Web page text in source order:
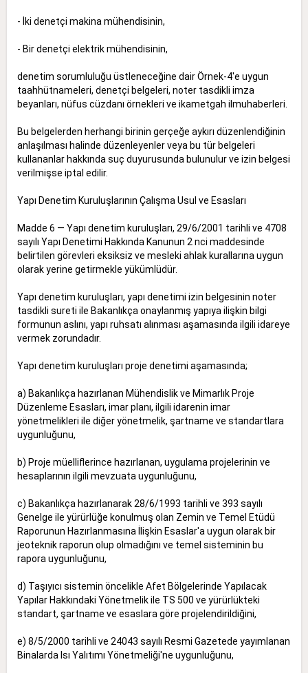
- İki denetçi makina mühendisinin,
- Bir denetçi elektrik mühendisinin,
denetim sorumluluğu üstleneceğine dair Örnek-4'e uygun
taahhütnameleri, denetçi belgeleri, noter tasdikli imza
beyanları, nüfus cüzdanı örnekleri ve ikametgah ilmuhaberleri.
Bu belgelerden herhangi birinin gerçeğe aykırı düzenlendiğinin
anlaşılması halinde düzenleyenler veya bu tür belgeleri
kullananlar hakkında suç duyurusunda bulunulur ve izin belgesi
verilmişse iptal edilir.
Yapı Denetim Kuruluşlarının Çalışma Usul ve Esasları
Madde 6 — Yapı denetim kuruluşları, 29/6/2001 tarihli ve 4708
sayılı Yapı Denetimi Hakkında Kanunun 2 nci maddesinde
belirtilen görevleri eksiksiz ve mesleki ahlak kurallarına uygun
olarak yerine getirmekle yükümlüdür.
Yapı denetim kuruluşları, yapı denetimi izin belgesinin noter
tasdikli sureti ile Bakanlıkça onaylanmış yapıya ilişkin bilgi
formunun aslını, yapı ruhsatı alınması aşamasında ilgili idareye
vermek zorundadır.
Yapı denetim kuruluşları proje denetimi aşamasında;
a) Bakanlıkça hazırlanan Mühendislik ve Mimarlık Proje
Düzenleme Esasları, imar planı, ilgili idarenin imar
yönetmelikleri ile diğer yönetmelik, şartname ve standartlara
uygunluğunu,
b) Proje müelliflerince hazırlanan, uygulama projelerinin ve
hesaplarının ilgili mevzuata uygunluğunu,
c) Bakanlıkça hazırlanarak 28/6/1993 tarihli ve 393 sayılı
Genelge ile yürürlüğe konulmuş olan Zemin ve Temel Etüdü
Raporunun Hazırlanmasına İlişkin Esaslar'a uygun olarak bir
jeoteknik raporun olup olmadığını ve temel sisteminin bu
rapora uygunluğunu,
d) Taşıyıcı sistemin öncelikle Afet Bölgelerinde Yapılacak
Yapılar Hakkındaki Yönetmelik ile TS 500 ve yürürlükteki
standart, şartname ve esaslara göre projelendirildiğini,
e) 8/5/2000 tarihli ve 24043 sayılı Resmi Gazetede yayımlanan
Binalarda Isı Yalıtımı Yönetmeliği'ne uygunluğunu,